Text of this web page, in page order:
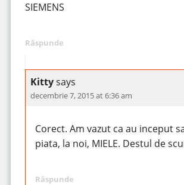
SIEMENS
Răspunde
Kittysays
decembrie 7, 2015 at 6:36 am
Corect. Am vazut ca au inceput
piata, la noi, MIELE. Destul de
Răspunde